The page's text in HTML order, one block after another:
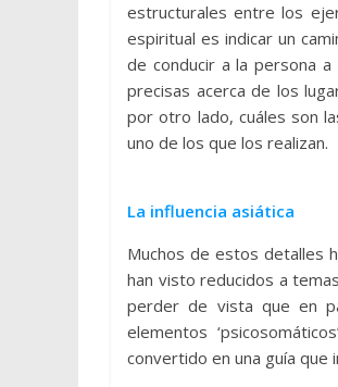
estructurales entre los
espiritual es indicar un
de conducir a la persona a
precisas acerca de los
por otro lado, cuáles son
uno de los que los realizan.
La influencia asiática
Muchos de estos detalles
han visto reducidos a
perder de vista que en
elementos
convertido en una guía que